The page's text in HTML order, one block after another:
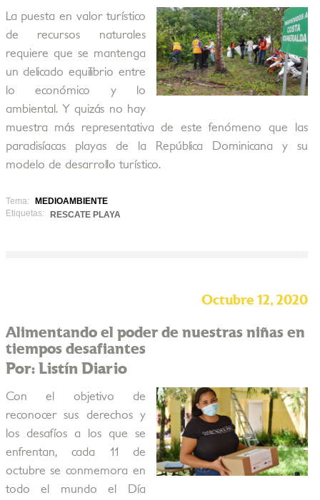
La puesta en valor turístico
de recursos naturales
requiere que se mantenga
un delicado equilibrio entre
lo económico y lo
ambiental. Y quizás no hay
muestra más representativa de este fenómeno que las
paradisíacas playas de la República Dominicana y su
modelo de desarrollo turístico.
Tema:
MEDIOAMBIENTE
Etiquetas:
RESCATE PLAYA
Octubre 12, 2020
Alimentando el poder de nuestras niñas en
tiempos desafiantes
Por: Listín Diario
Con el objetivo de
reconocer sus derechos y
los desafíos a los que se
enfrentan, cada 11 de
octubre se conmemora en
todo el mundo el Día